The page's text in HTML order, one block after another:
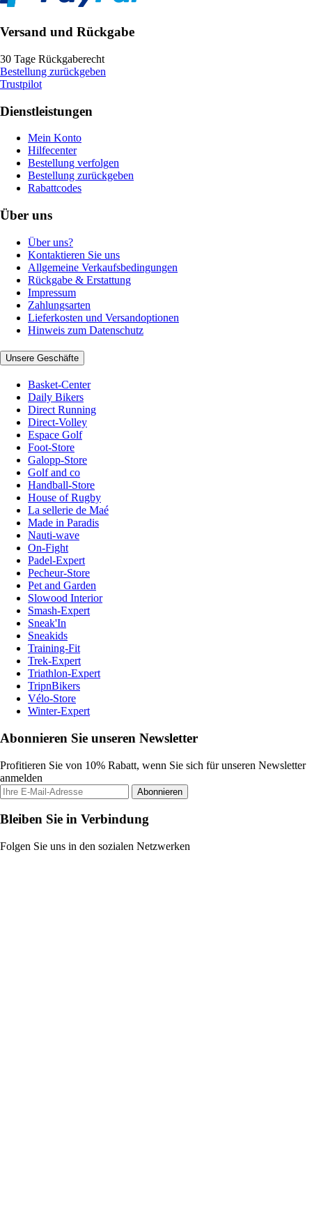
Versand und Rückgabe
30 Tage Rückgaberecht
Bestellung zurückgeben
Trustpilot
Dienstleistungen
Mein Konto
Hilfecenter
Bestellung verfolgen
Bestellung zurückgeben
Rabattcodes
Über uns
Über uns?
Kontaktieren Sie uns
Allgemeine Verkaufsbedingungen
Rückgabe & Erstattung
Impressum
Zahlungsarten
Lieferkosten und Versandoptionen
Hinweis zum Datenschutz
Unsere Geschäfte
Basket-Center
Daily Bikers
Direct Running
Direct-Volley
Espace Golf
Foot-Store
Galopp-Store
Golf and co
Handball-Store
House of Rugby
La sellerie de Maé
Made in Paradis
Nauti-wave
On-Fight
Padel-Expert
Pecheur-Store
Pet and Garden
Slowood Interior
Smash-Expert
Sneak'In
Sneakids
Training-Fit
Trek-Expert
Triathlon-Expert
TripnBikers
Vélo-Store
Winter-Expert
Abonnieren Sie unseren Newsletter
Profitieren Sie von 10% Rabatt, wenn Sie sich für unseren Newsletter
anmelden
Abonnieren
Bleiben Sie in Verbindung
Folgen Sie uns in den sozialen Netzwerken